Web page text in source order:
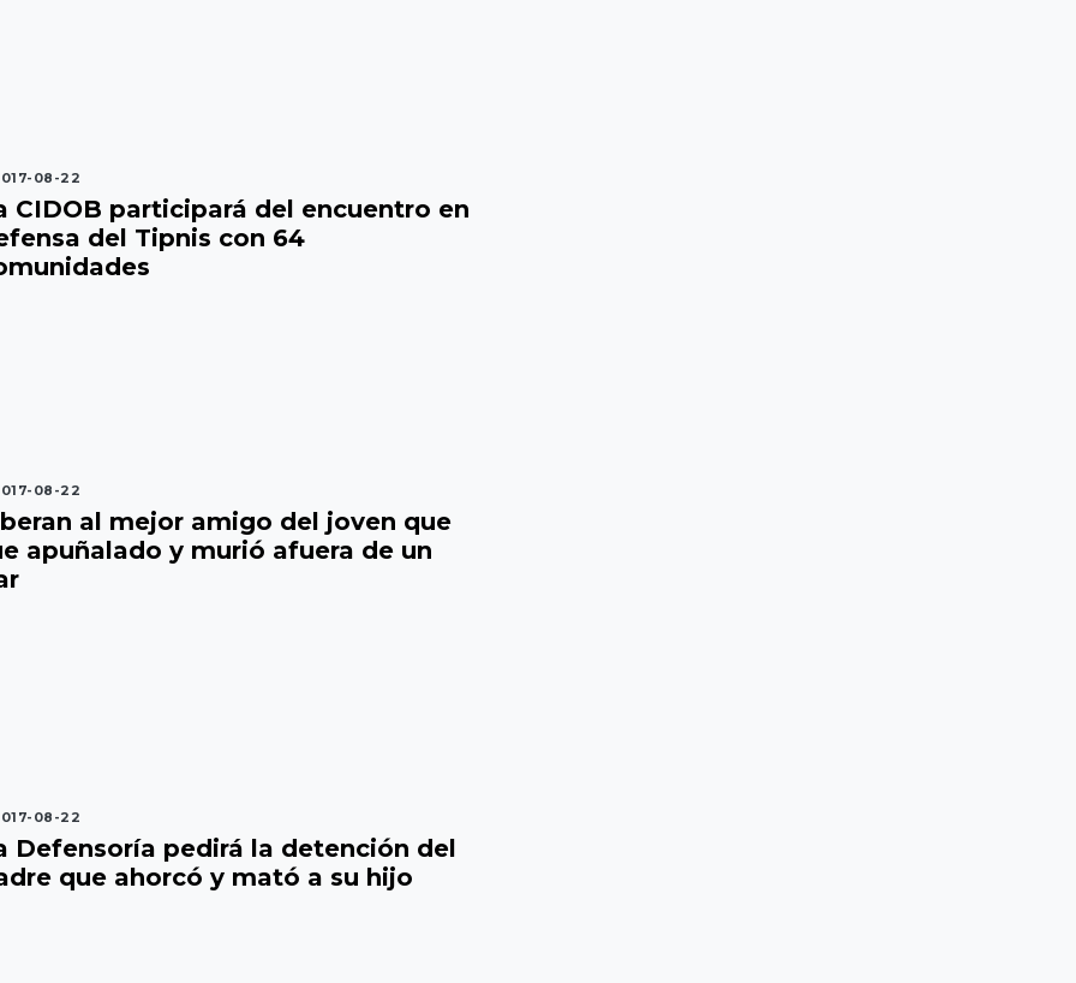
08-22
CIDOB participará del encuentro en
del Tipnis con 64
08-22
al mejor amigo del joven que
apuñalado y murió afuera de un
08-22
Defensoría pedirá la detención del
que ahorcó y mató a su hijo